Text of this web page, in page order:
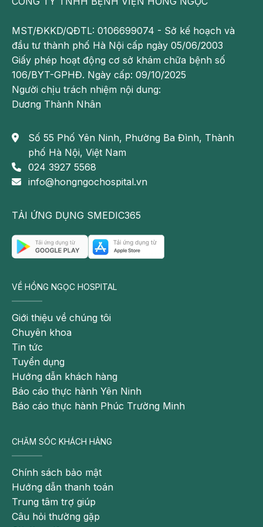
Nhiều trường hợp em bé sinh ra bình thường, khỏe
mạnh nhưng trong quá trình lớn lên thiếu vắng sự
quan tâm, chăm sóc của bố mẹ có thể khiến bé cảm
thấy cô độc. Tình trạng này diễn ra trong thời gian
dài là nguyên nhân trẻ bị tự kỷ.
Khi mang thai, nếu mẹ mắc phải một số bệnh do
virus gây nên như cúm, sởi hoặc bị nhiễm độc thai
nghén có thể ảnh hưởng đến thần kinh thai nhi, và là
nguyên nhân khiến bé bị tự kỷ sau khi sinh ra.
Mẹ bầu bị nhiễm độc thai nghén có thể sinh ra em bé
bị tự kỷ
Bên cạnh đó, mẹ bị đái tháo đường thai kỳ cũng có
nghiên cứu, mẹ bị đái tháo đường thai kỳ thì em bé
Trong quá trình mang thai, mẹ bầu thường xuyên sử
dụng chất kích thích, thuốc an thần, thuốc điều trị
bệnh tá tràng, dạ dày cũng ảnh hưởng đến em bé.
MST/ĐKKD/QĐTL: 0106699074 - Sở kế hoạch và
đầu tư thành phố Hà Nội cấp ngày 05/06/2003
Giấy phép hoạt động cơ sở khám chữa bệnh số
106/BYT-GPHĐ. Ngày cấp: 09/10/2025
Người chịu trách nhiệm nội dung:
Dương Thành Nhân
Số 55 Phố Yên Ninh, Phường Ba Đình, Thành
phố Hà Nội, Việt Nam
024 3927 5568
info@hongngochospital.vn
TẢI ỨNG DỤNG SMEDIC365
VỀ HỒNG NGỌC HOSPITAL
Giới thiệu về chúng tôi
Chuyên khoa
Tin tức
Tuyển dụng
Hướng dẫn khách hàng
Báo cáo thực hành Yên Ninh
Báo cáo thực hành Phúc Trường Minh
CHĂM SÓC KHÁCH HÀNG
Chính sách bảo mật
Hướng dẫn thanh toán
Trung tâm trợ giúp
Câu hỏi thường gặp